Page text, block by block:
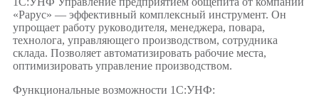
«Рарус» — эффективный комплексный инструмент. Он
упрощает работу руководителя, менеджера, повара,
технолога, управляющего производством, сотрудника
склада. Позволяет автоматизировать рабочие места,
оптимизировать управление производством.
Функциональные возможности 1C:УНФ: